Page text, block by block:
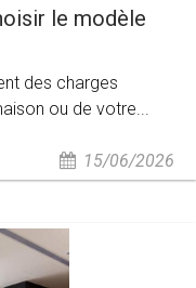
le modèle
des charges
ou de votre...
15/06/2026